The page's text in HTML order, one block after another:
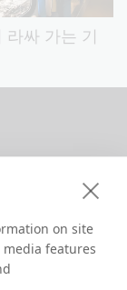
on site
features
라싸 가는 기
택